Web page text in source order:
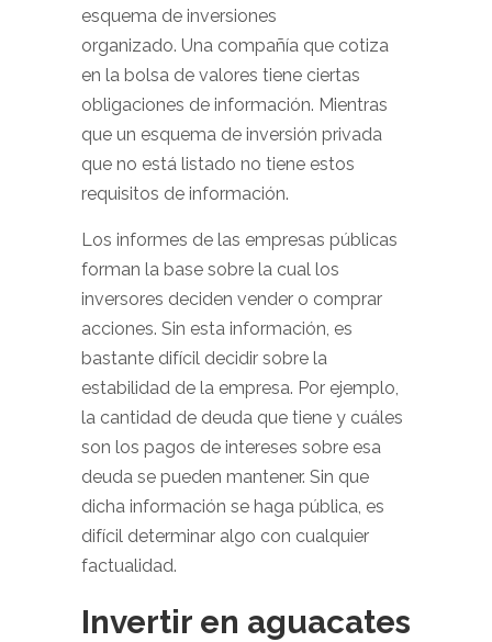
esquema de inversiones
organizado. Una compañía que cotiza
en la bolsa de valores tiene ciertas
obligaciones de información. Mientras
que un esquema de inversión privada
que no está listado no tiene estos
requisitos de información.
Los informes de las empresas públicas
forman la base sobre la cual los
inversores deciden vender o comprar
acciones. Sin esta información, es
bastante difícil decidir sobre la
estabilidad de la empresa. Por ejemplo,
la cantidad de deuda que tiene y cuáles
son los pagos de intereses sobre esa
deuda se pueden mantener. Sin que
dicha información se haga pública, es
difícil determinar algo con cualquier
factualidad.
Invertir en aguacates